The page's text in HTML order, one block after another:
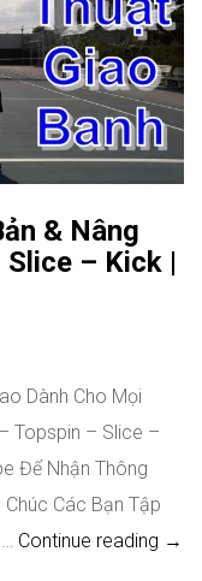
& Nâng
Slice – Kick |
Dành Cho Mọi
Topspin – Slice –
Để Nhận Thông
Các Bạn Tập
Continue reading Kỹ
→